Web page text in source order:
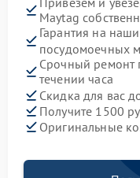
Maytag
Гарантия на
посудомоечных
Срочный ремонт
течении часа
Скидка для вас
Получите 1500
Оригинальные